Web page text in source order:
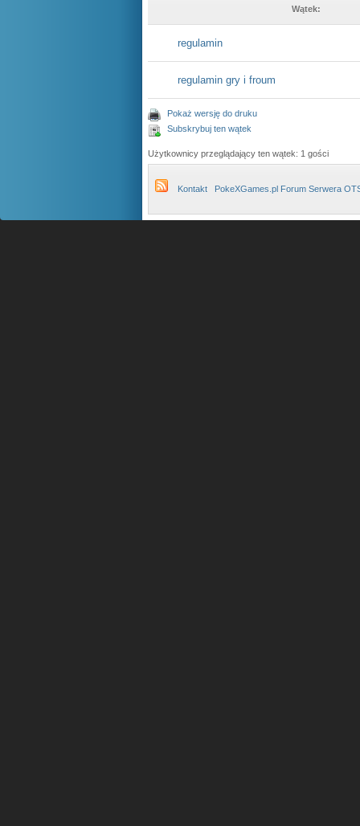
Wątek:
regulamin
regulamin gry i froum
Pokaż wersję do druku
Subskrybuj ten wątek
Użytkownicy przeglądający ten wątek: 1 gości
Kontakt PokeXGames.pl Forum Serwera